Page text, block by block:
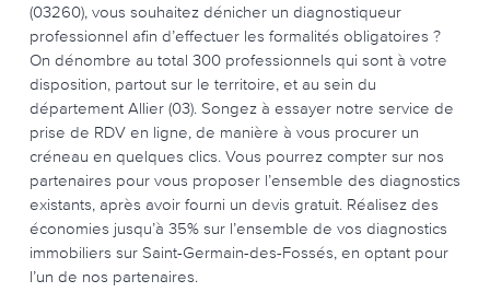
(03260), vous souhaitez dénicher un diagnostiqueur
professionnel afin d’effectuer les formalités obligatoires ?
On dénombre au total 300 professionnels qui sont à votre
disposition, partout sur le territoire, et au sein du
département Allier (03). Songez à essayer notre service de
prise de RDV en ligne, de manière à vous procurer un
créneau en quelques clics. Vous pourrez compter sur nos
partenaires pour vous proposer l’ensemble des diagnostics
existants, après avoir fourni un devis gratuit. Réalisez des
économies jusqu’à 35% sur l’ensemble de vos diagnostics
immobiliers sur Saint-Germain-des-Fossés, en optant pour
l’un de nos partenaires.